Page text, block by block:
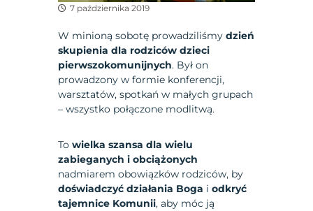
7 października 2019
W minioną sobotę prowadziliśmydzień
skupienia dla rodziców dzieci
pierwszokomunijnych. Był on
prowadzony w formie konferencji,
warsztatów, spotkań w małych grupach
– wszystko połączone modlitwą.
Towielka szansa dla wielu
zabieganych i obciążonych
nadmiarem obowiązków rodziców, by
doświadczyć działania Boga iodkryć
tajemnice Komunii, aby móc ją